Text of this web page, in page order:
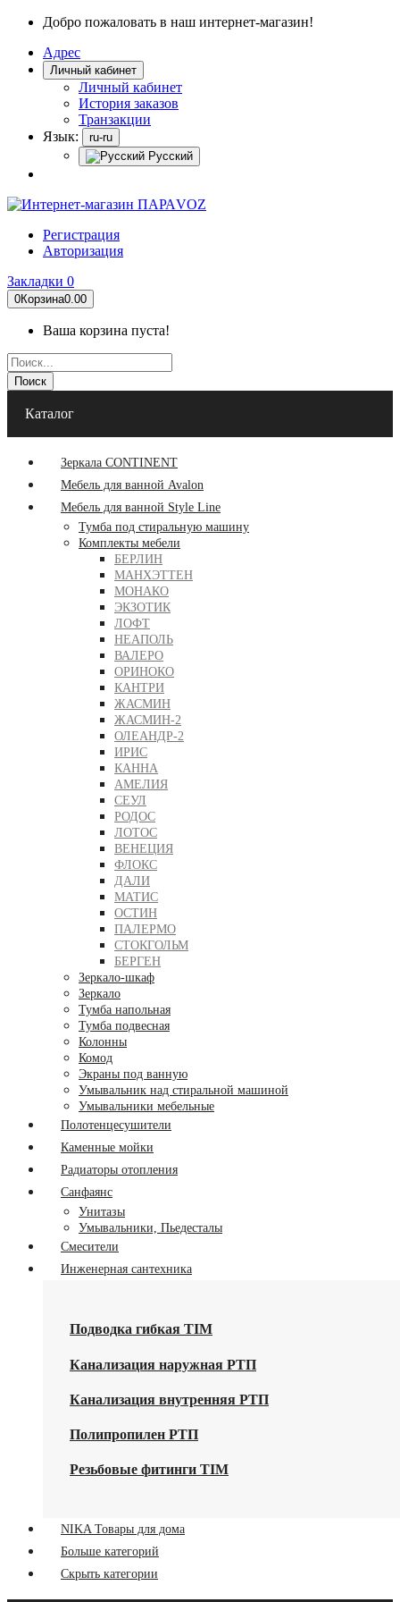
Добро пожаловать в наш интернет-магазин!
Адрес
Личный кабинет
Личный кабинет
История заказов
Транзакции
Язык:
ru-ru
Русский
Регистрация
Авторизация
Закладки 0
0Корзина0.00
Ваша корзина пуста!
Поиск
Каталог
Зеркала CONTINENT
Мебель для ванной Avalon
Мебель для ванной Style Line
Тумба под стиральную машину
Комплекты мебели
БЕРЛИН
МАНХЭТТЕН
МОНАКО
ЭКЗОТИК
ЛОФТ
НЕАПОЛЬ
ВАЛЕРО
ОРИНОКО
КАНТРИ
ЖАСМИН
ЖАСМИН-2
ОЛЕАНДР-2
ИРИС
КАННА
АМЕЛИЯ
СЕУЛ
РОДОС
ЛОТОС
ВЕНЕЦИЯ
ФЛОКС
ДАЛИ
МАТИС
ОСТИН
ПАЛЕРМО
СТОКГОЛЬМ
БЕРГЕН
Зеркало-шкаф
Зеркало
Тумба напольная
Тумба подвесная
Колонны
Комод
Экраны под ванную
Умывальник над стиральной машиной
Умывальники мебельные
Полотенцесушители
Каменные мойки
Радиаторы отопления
Санфаянс
Унитазы
Умывальники, Пьедесталы
Смесители
Инженерная сантехника
Подводка гибкая TIM
Канализация наружная РТП
Канализация внутренняя РТП
Полипропилен РТП
Резьбовые фитинги TIM
NIKA Товары для дома
Больше категорий
Скрыть категории